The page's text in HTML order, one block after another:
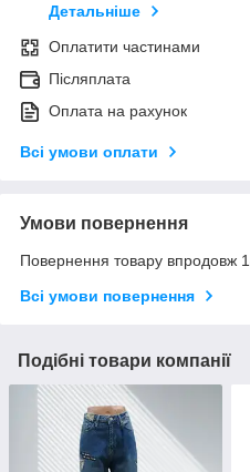
Детальніше
Оплатити частинами
Післяплата
Оплата на рахунок
Всі умови оплати
Умови повернення
Повернення товару впродовж
Всі умови повернення
Подібні товари компанії